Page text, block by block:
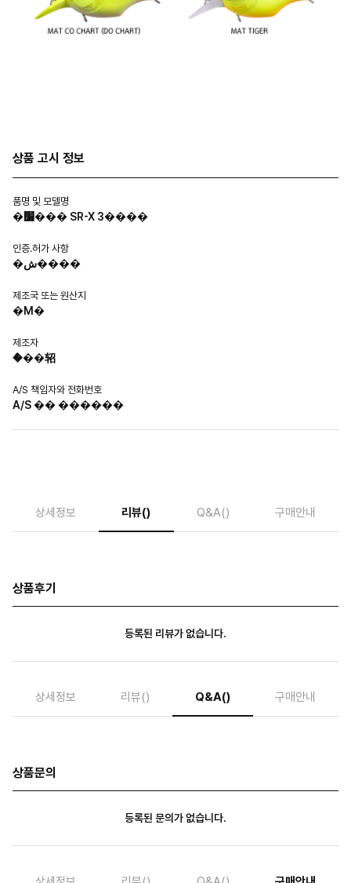
상품 고시 정보
품명 및 모델명
�׸��� SR-X 3����
인증.허가 사항
�ش����
제조국 또는 원산지
�Ϻ�
제조자
�ް��轺
A/S 책임자와 전화번호
A/S �� ������
상세정보 리뷰() Q&A() 구매안내
상품후기
등록된 리뷰가 없습니다.
상세정보 리뷰() Q&A() 구매안내
상품문의
등록된 문의가 없습니다.